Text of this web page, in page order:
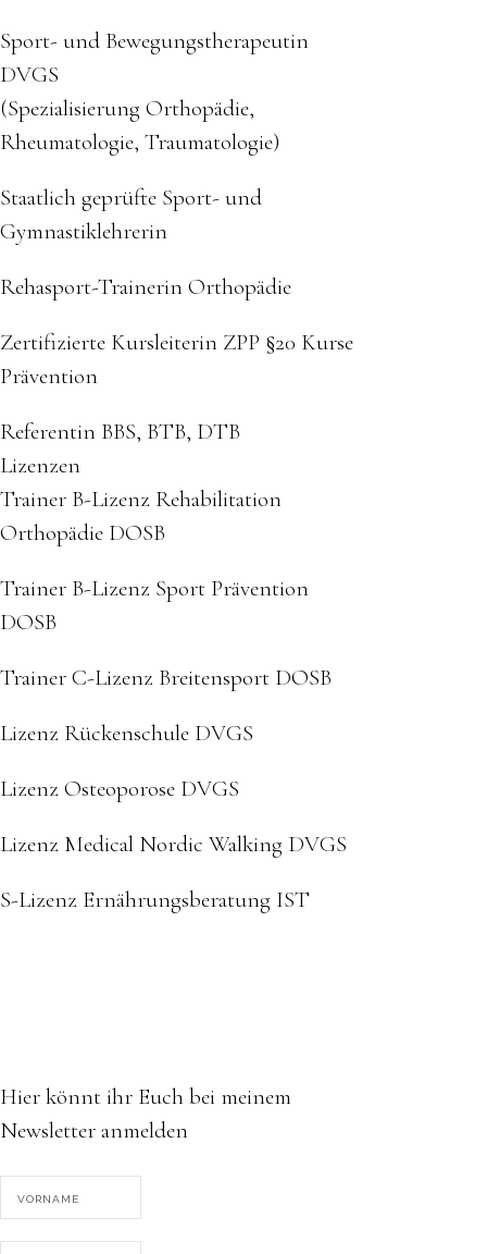
Sport- und Bewegungstherapeutin
DVGS
(Spezialisierung Orthopädie,
Rheumatologie, Traumatologie)
Staatlich geprüfte Sport- und
Gymnastiklehrerin
Rehasport-Trainerin Orthopädie
Zertifizierte Kursleiterin ZPP §20 Kurse
Prävention
Referentin BBS, BTB, DTB
Lizenzen
Trainer B-Lizenz Rehabilitation
Orthopädie DOSB
Trainer B-Lizenz Sport Prävention
DOSB
Trainer C-Lizenz Breitensport DOSB
Lizenz Rückenschule DVGS
Lizenz Osteoporose DVGS
Lizenz Medical Nordic Walking DVGS
S-Lizenz Ernährungsberatung IST
Hier könnt ihr Euch bei meinem
Newsletter anmelden